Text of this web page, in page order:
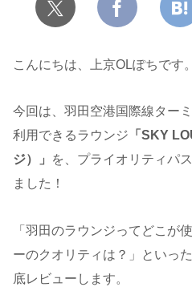
こんにちは、上京OLぽちです。
今回は、羽田空港国際線ター
利用できるラウンジ 「SKY
ジ）」
を、プライオリティパ
ました！
「羽田のラウンジってどこが
ーのクオリティは？」といっ
底レビューします。